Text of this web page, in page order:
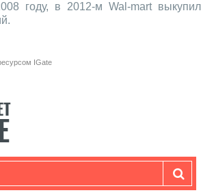
году, в 2012-м Wal-mart выкупил
IGate